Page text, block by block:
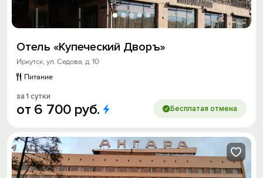
Отель «Купеческий Дворъ»
Иркутск, ул. Седова, д. 10
Питание
за 1 сутки
от 6 700 руб. Бесплатая отмена